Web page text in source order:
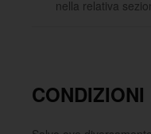
nella relativa